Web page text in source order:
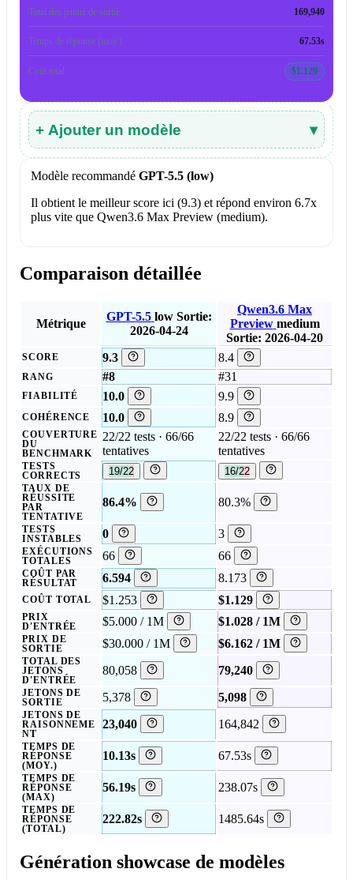
Total des jetons de sortie 169,940
Temps de réponse (moy.) 67.53s
Coût total $1.129
+ Ajouter un modèle ▾
Modèle recommandé GPT-5.5 (low)
Il obtient le meilleur score ici (9.3) et répond environ 6.7x
plus vite que Qwen3.6 Max Preview (medium).
Comparaison détaillée
Métrique
GPT-5.5 low Sortie:
2026-04-24
Qwen3.6 Max
Preview medium
Sortie: 2026-04-20
SCORE 9.3 8.4
RANG #8 #31
FIABILITÉ 10.0 9.9
COHÉRENCE 10.0 8.9
COUVERTURE
DU
BENCHMARK
22/22 tests · 66/66
tentatives
22/22 tests · 66/66
tentatives
TESTS
CORRECTS
19/22 16/22
TAUX DE
RÉUSSITE
PAR
TENTATIVE
86.4% 80.3%
TESTS
INSTABLES
0 3
EXÉCUTIONS
TOTALES
66 66
COÛT PAR
RÉSULTAT
6.594 8.173
COÛT TOTAL $1.253 $1.129
PRIX
D'ENTRÉE
$5.000 / 1M $1.028 / 1M
PRIX DE
SORTIE
$30.000 / 1M $6.162 / 1M
TOTAL DES
JETONS
D'ENTRÉE
80,058 79,240
JETONS DE
SORTIE
5,378 5,098
JETONS DE
RAISONNEME
NT
23,040 164,842
TEMPS DE
RÉPONSE
(MOY.)
10.13s 67.53s
TEMPS DE
RÉPONSE
(MAX)
56.19s 238.07s
TEMPS DE
RÉPONSE
(TOTAL)
222.82s 1485.64s
Génération showcase de modèles